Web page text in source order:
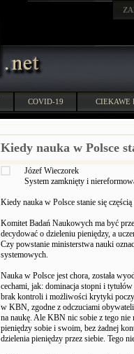
COVID-19 CIEKAWE
Kiedy nauka w Polsce
Józef Wieczorek
System zamknięty i
Kiedy nauka w Polsce stanie się
Komitet Badań Naukowych ma być
decydować o dzieleniu pieniędzy, a
Czy powstanie ministerstwa nauki
systemowych.
Nauka w Polsce jest chora, została
cechami, jak: dominacja stopni i
brak kontroli i możliwości krytyki
w KBN, zgodne z odczuciami
na naukę. Ale KBN nic sobie z tego nie
pieniędzy sobie i swoim, bez żadnej
dzielenia pieniędzy przez siebie. Tego